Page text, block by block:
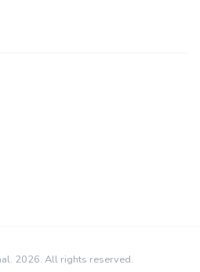
2026. All rights reserved.